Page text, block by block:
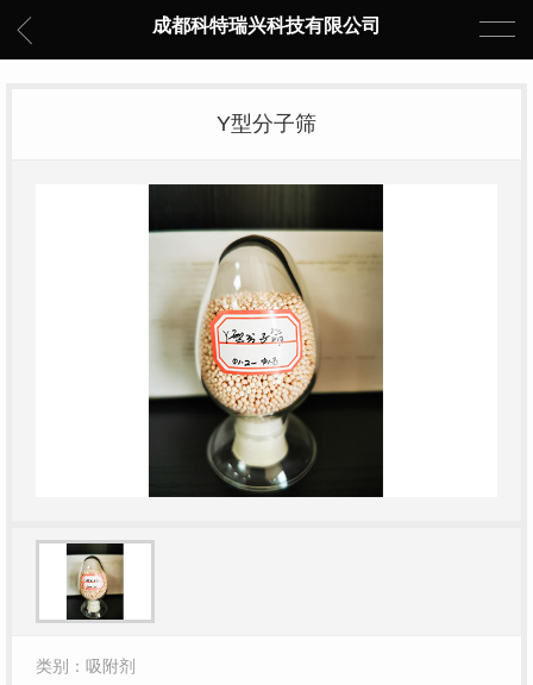
成都科特瑞兴科技有限公司
Y型分子筛
类别：吸附剂